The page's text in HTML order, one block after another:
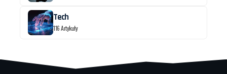
Tech
116 Artykuły